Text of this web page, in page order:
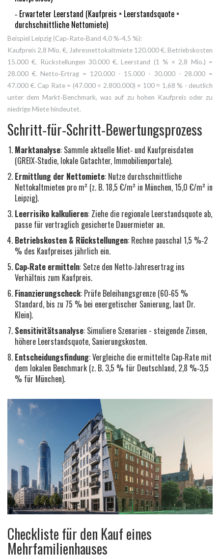
‑ Erwarteter Leerstand (Kaufpreis × Leerstandsquote ×
durchschnittliche Nettomiete)
Beispiel Leipzig (Cap‑Rate‑Band 4,0 %‑4,5 %):
Kaufpreis 2,8 Mio. €, Jahresnettokaltmiete 120.000 €, Betriebskosten
15.000 €, Rückstellungen 30.000 €, Leerstand (1 % × 2,8 Mio.) =
28.000 €. Netto‑Ertrag = 120.000 - 15.000 - 30.000 - 28.000 =
47.000 €. Cap Rate = (47.000 ÷ 2.800.000) × 100 ≈ 1,68 % - deutlich
unter dem Markt‑Benchmark, was auf zu hohen Kaufpreis oder zu
niedrige Miete hindeutet.
Schritt‑für‑Schritt‑Bewertungsprozess
Marktanalyse: Sammle aktuelle Miet‑ und Kaufpreisdaten
(GREIX‑Studie, lokale Gutachter, Immobilienportale).
Ermittlung der Nettomiete: Nutze durchschnittliche
Nettokaltmieten pro m² (z. B. 18,5 €/m² in München, 15,0 €/m² in
Leipzig).
Leerrisiko kalkulieren: Ziehe die regionale Leerstandsquote ab,
passe für vertraglich gesicherte Dauermieter an.
Betriebskosten & Rückstellungen: Rechne pauschal 1,5 %‑2
% des Kaufpreises jährlich ein.
Cap‑Rate ermitteln: Setze den Netto‑Jahresertrag ins
Verhältnis zum Kaufpreis.
Finanzierungscheck: Prüfe Beleihungsgrenze (60‑65 %
Standard, bis zu 75 % bei energetischer Sanierung, laut Dr.
Klein).
Sensitivitätsanalyse: Simuliere Szenarien - steigende Zinsen,
höhere Leerstandsquote, Sanierungskosten.
Entscheidungsfindung: Vergleiche die ermittelte Cap‑Rate mit
dem lokalen Benchmark (z. B. 3,5 % für Deutschland, 2,8 %‑3,5
% für München).
Checkliste für den Kauf eines
Mehrfamilienhauses